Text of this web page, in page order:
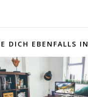
DICH EBENFALLS